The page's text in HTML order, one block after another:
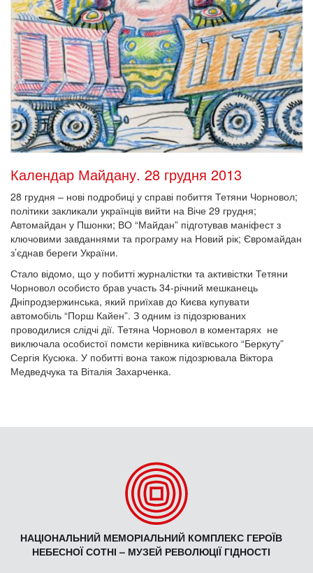
Календар Майдану. 28 грудня 2013
28 грудня – нові подробиці у справі побиття Тетяни Чорновол;
політики закликали українців вийти на Віче 29 грудня;
Автомайдан у Пшонки; ВО “Майдан” підготував маніфест з
ключовими завданнями та програму на Новий рік; Євромайдан
з’єднав береги України.
Стало відомо, що у побитті журналістки та активістки Тетяни
Чорновол особисто брав участь 34-річний мешканець
Дніпродзержинська, який приїхав до Києва купувати
автомобіль “Порш Кайен”. З одним із підозрюваних
проводилися слідчі дії. Тетяна Чорновол в коментарях не
виключала особистої помсти керівника київського “Беркуту”
Сергія Кусюка. У побитті вона також підозрювала Віктора
Медведчука та Віталія Захарченка.
НАЦІОНАЛЬНИЙ МЕМОРІАЛЬНИЙ КОМПЛЕКС ГЕРОЇВ
НЕБЕСНОЇ СОТНІ – МУЗЕЙ РЕВОЛЮЦІЇ ГІДНОСТІ